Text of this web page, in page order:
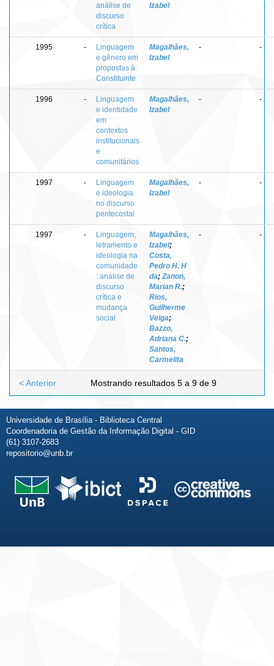
análise de
discurso
crítica
Izabel
1995 -
Linguagem
e gênero em
propostas à
Constituinte
Magalhães,
Izabel
- -
1996 -
Linguagem
e identidade
em
contextos
institucionais
e
comunitários
Magalhães,
Izabel
- -
1997 -
Linguagem
e ideologia
no discurso
pentecostal
Magalhães,
Izabel
- -
1997 -
Linguagem,
letramento e
ideologia na
comunidade
: análise de
discurso
crítica e
mudança
social
Magalhães,
Izabel;
Costa,
Pedro H. H
da; Zanon,
Marian R.;
Rios,
Guilherme
Veiga;
Bazzo,
Adriana C.;
Santos,
Carmelita
- -
Mostrando resultados 5 a 9 de 9
< Anterior
Universidade de Brasília - Biblioteca Central
Coordenadoria de Gestão da Informação Digital - GID
(61) 3107-2683
repositorio@unb.br